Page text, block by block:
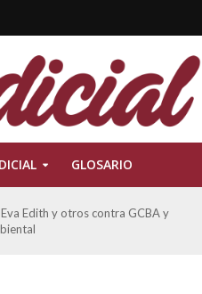
GLOSARIO
Edith y otros contra GCBA y